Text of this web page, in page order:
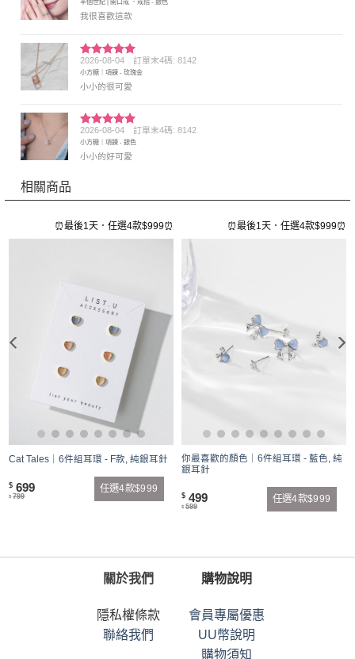
分 5
半個世紀 | 開口戒 ．戒指 - 銀色
我很喜歡這款
評分5滿
分 5
2026-08-04 訂單末4碼: 8142
小方糖｜項鍊 - 玫瑰金
小小的很可愛
評分5 滿
分 5
2026-08-04 訂單末4碼: 8142
小方糖｜項鍊 - 銀色
小小的好可愛
相關商品
⏰最後1天．任選4款$999⏰
Cat Tales｜6件組耳環 - F款, 純銀耳針
$ 699
$ 799
任選4款$999
⏰最後1天．任選4款$999⏰
你最喜歡的顏色｜6件組耳環 - 藍色, 純
銀耳針
$ 499
$ 599
任選4款$999
關於我們
隱私權條款
聯絡我們
購物說明
會員專屬優惠
UU幣說明
購物須知